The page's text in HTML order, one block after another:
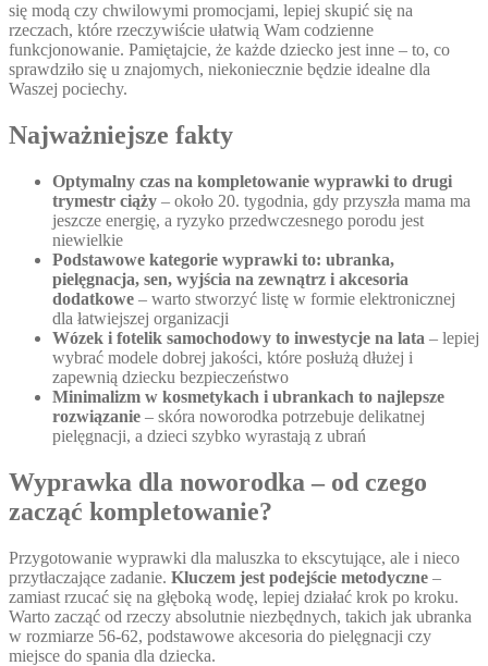
się modą czy chwilowymi promocjami, lepiej skupić się na
rzeczach, które rzeczywiście ułatwią Wam codzienne
funkcjonowanie. Pamiętajcie, że każde dziecko jest inne – to, co
sprawdziło się u znajomych, niekoniecznie będzie idealne dla
Waszej pociechy.
Najważniejsze fakty
Optymalny czas na kompletowanie wyprawki to drugi
trymestr ciąży – około 20. tygodnia, gdy przyszła mama ma
jeszcze energię, a ryzyko przedwczesnego porodu jest
niewielkie
Podstawowe kategorie wyprawki to: ubranka,
pielęgnacja, sen, wyjścia na zewnątrz i akcesoria
dodatkowe – warto stworzyć listę w formie elektronicznej
dla łatwiejszej organizacji
Wózek i fotelik samochodowy to inwestycje na lata – lepiej
wybrać modele dobrej jakości, które posłużą dłużej i
zapewnią dziecku bezpieczeństwo
Minimalizm w kosmetykach i ubrankach to najlepsze
rozwiązanie – skóra noworodka potrzebuje delikatnej
pielęgnacji, a dzieci szybko wyrastają z ubrań
Wyprawka dla noworodka – od czego
zacząć kompletowanie?
Przygotowanie wyprawki dla maluszka to ekscytujące, ale i nieco
przytłaczające zadanie. Kluczem jest podejście metodyczne –
zamiast rzucać się na głęboką wodę, lepiej działać krok po kroku.
Warto zacząć od rzeczy absolutnie niezbędnych, takich jak ubranka
w rozmiarze 56-62, podstawowe akcesoria do pielęgnacji czy
miejsce do spania dla dziecka.